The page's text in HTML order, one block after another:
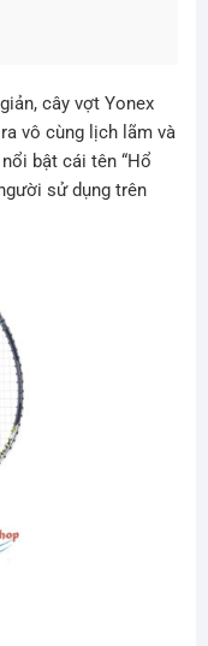
cây vợt Yonex
vô cùng lịch lãm và
bật cái tên “Hổ
sử dụng trên